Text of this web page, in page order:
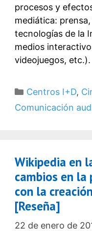
procesos y
mediática:
tecnologías de la
medios
videojuegos, etc.).
Categorías
Centros I+D,
Comunicación
Wikipedia en
cambios en la
con la
[Reseña]
22 de enero de